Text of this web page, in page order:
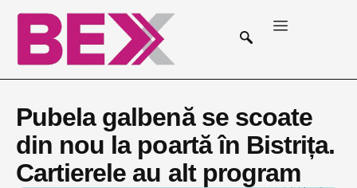
Pubela galbenă se scoate
din nou la poartă în Bistrița.
Cartierele au alt program